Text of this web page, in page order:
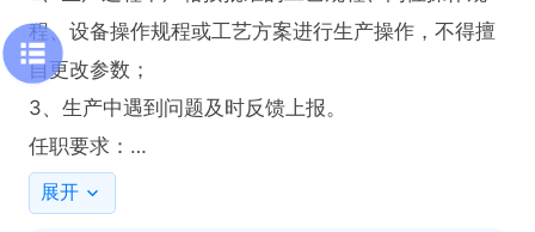
程、设备操作规程或工艺方案进行生产操作，不得擅
自更改参数；
3、生产中遇到问题及时反馈上报。
任职要求：
1、中专及以上学历，1年及以上制造业生产工作经
展开